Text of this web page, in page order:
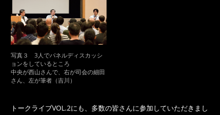
写真３ 3人でパネルディスカッシ
ョンをしているところ
中央が西山さんで、右が司会の細田
さん、左が筆者（吉川）
トークライブVOL.2にも、多数の皆さんに参加していただきまし